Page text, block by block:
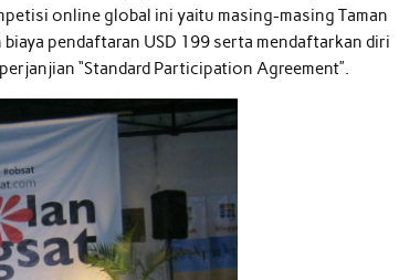
online global ini yaitu masing-masing Taman
pendaftaran USD 199 serta mendaftarkan diri
“Standard Participation Agreement”.